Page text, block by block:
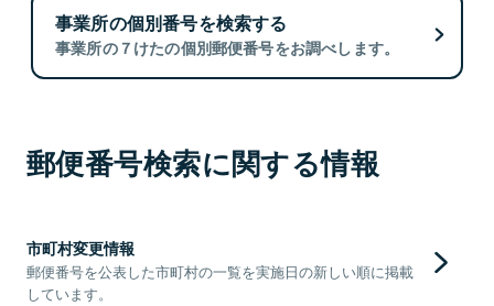
事業所の個別番号を検索する
事業所の７けたの個別郵便番号をお調べします。
郵便番号検索に関する情報
市町村変更情報
郵便番号を公表した市町村の一覧を実施日の新しい順に掲載
しています。